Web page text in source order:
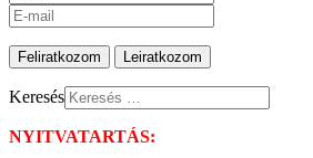
Keresés
NYITVATARTÁS: